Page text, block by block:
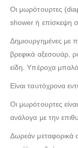
Λούτρινο Γαλάζιο
Λούτρινο Ροζ 45εκ
Λούτρινο Λευκό
Λούτρινο Ροζ 35εκ
Οι μωρότουρτες
shower ή επίσκεψη
Δημιουργημένες με
βρεφικά αξεσουάρ,
είδη. Υπέροχα
Είναι ταυτόχρονα
Οι μωρότουρτες
ανάλογα με την
Δωρεάν μεταφορικά